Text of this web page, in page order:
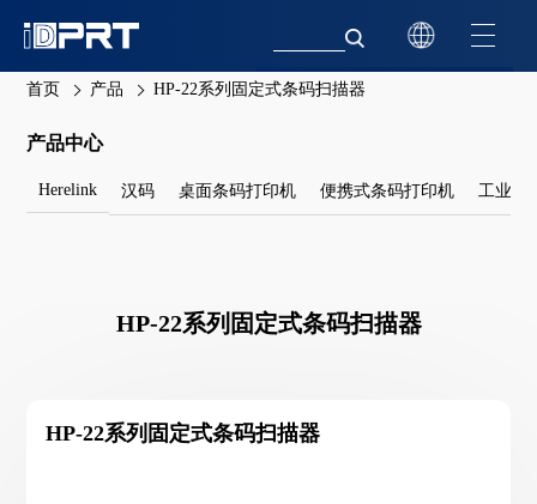
首页 产品 HP-22系列固定式条码扫描器
产品中心
Herelink 汉码 桌面条码打印机 便携式条码打印机 工业条
HP-22系列固定式条码扫描器
HP-22系列固定式条码扫描器